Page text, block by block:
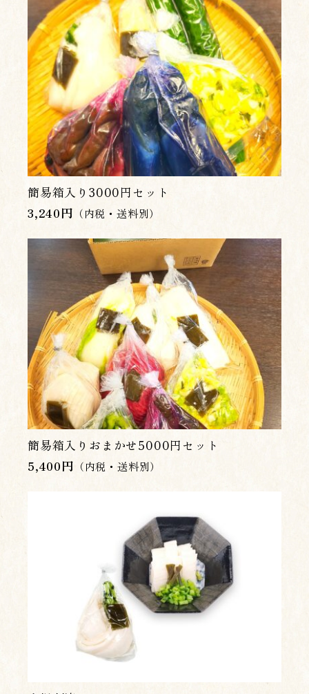
簡易箱入り3000円セット
3,240円 （内税・送料別）
簡易箱入りおまかせ5000円セット
5,400円 （内税・送料別）